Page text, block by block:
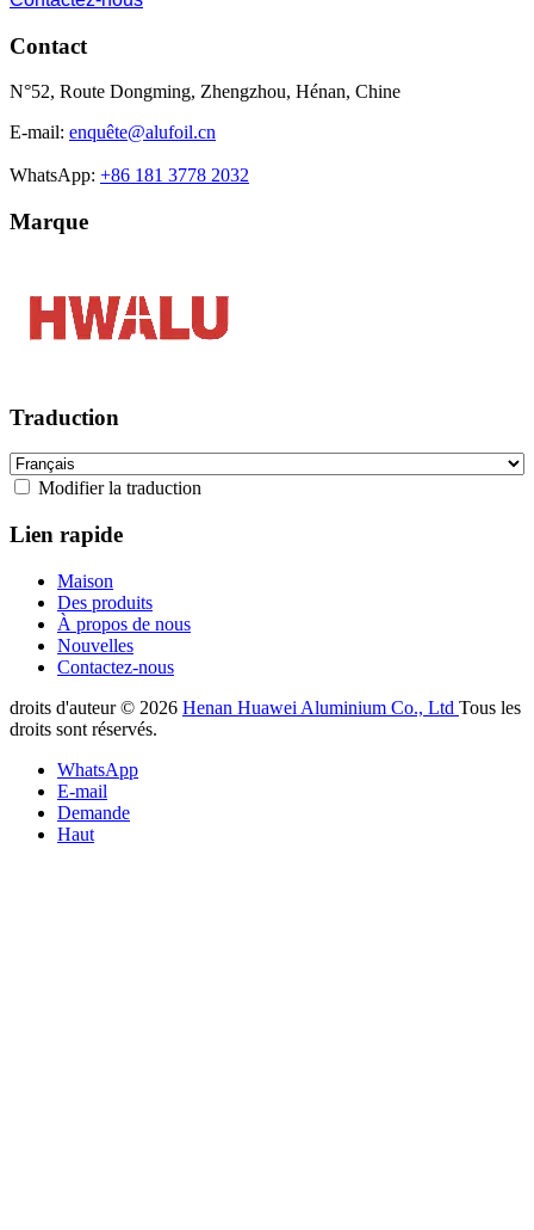
Contact
N°52, Route Dongming, Zhengzhou, Hénan, Chine
E-mail: enquête@alufoil.cn
WhatsApp: +86 181 3778 2032
Marque
Traduction
Modifier la traduction
Lien rapide
Maison
Des produits
À propos de nous
Nouvelles
Contactez-nous
droits d'auteur © 2026 Henan Huawei Aluminium Co., Ltd Tous les
droits sont réservés.
WhatsApp
E-mail
Demande
Haut